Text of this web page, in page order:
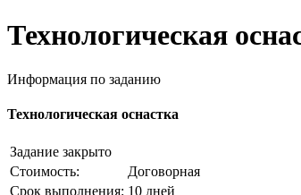
Технологическая
Информация по заданию
Технологическая оснастка
Задание закрыто
Стоимость:
Договорная
Срок выполнения: 10 дней